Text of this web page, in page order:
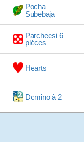
Pocha
Subebaja
Parcheesi 6
pièces
Hearts
Domino à 2